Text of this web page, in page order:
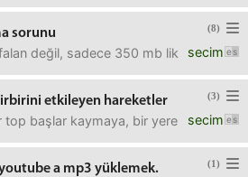
(8)
sorunu
secim
değil, sadece 350 mb lik bir dizi
(3)
etkileyen hareketler
secim
top başlar kaymaya, bir yere dokunur,
(1)
a mp3 yüklemek.